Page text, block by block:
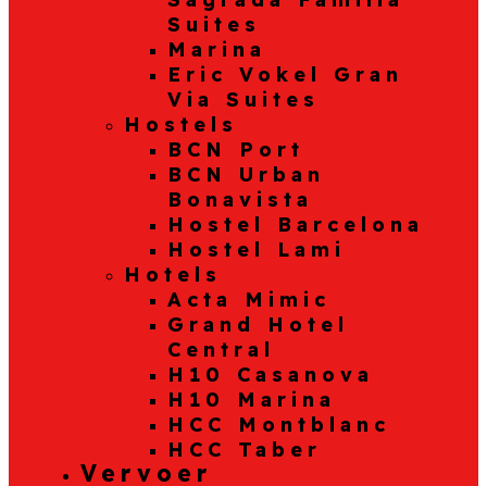
Suites
Marina
Eric Vokel Gran
Via Suites
Hostels
BCN Port
BCN Urban
Bonavista
Hostel Barcelona
Hostel Lami
Hotels
Acta Mimic
Grand Hotel
Central
H10 Casanova
H10 Marina
HCC Montblanc
HCC Taber
Vervoer